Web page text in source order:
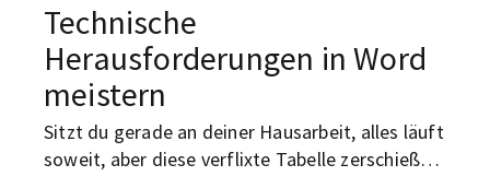
Technische
Herausforderungen in Word
meistern
Sitzt du gerade an deiner Hausarbeit, alles läuft
soweit, aber diese verflixte Tabelle zerschießt